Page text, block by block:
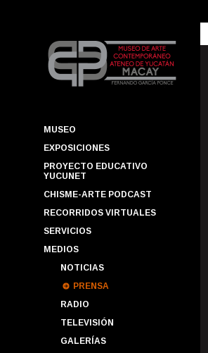
MUSEO
EXPOSICIONES
PROYECTO EDUCATIVO
YUCUNET
CHISME-ARTE PODCAST
RECORRIDOS VIRTUALES
SERVICIOS
MEDIOS
NOTICIAS
PRENSA
RADIO
TELEVISIÓN
GALERÍAS